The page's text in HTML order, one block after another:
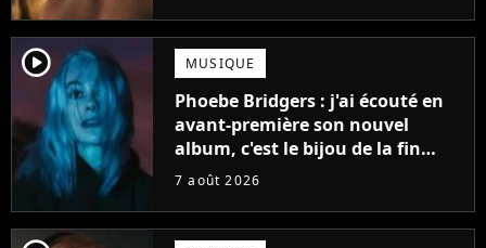
player2 MUSIQUE
Phoebe Bridgers : j'ai écouté en
avant-première son nouvel
album, c'est le bijou de la fin
d'été
7 août 2026